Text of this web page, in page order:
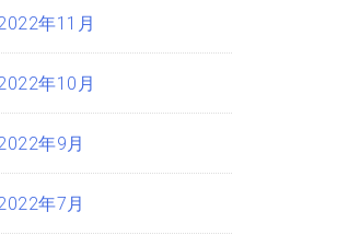
年11月
年10月
年9月
年7月